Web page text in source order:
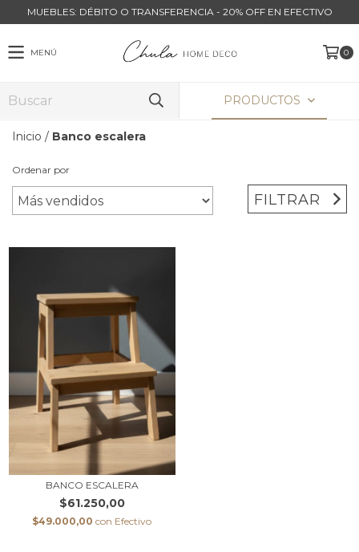
MUEBLES: DÉBITO O TRANSFERENCIA - 20% OFF EN EFECTIVO
MENÚ 0
PRODUCTOS
Inicio / Banco escalera
Ordenar por
FILTRAR
BANCO ESCALERA
$61.250,00
$49.000,00 con Efectivo